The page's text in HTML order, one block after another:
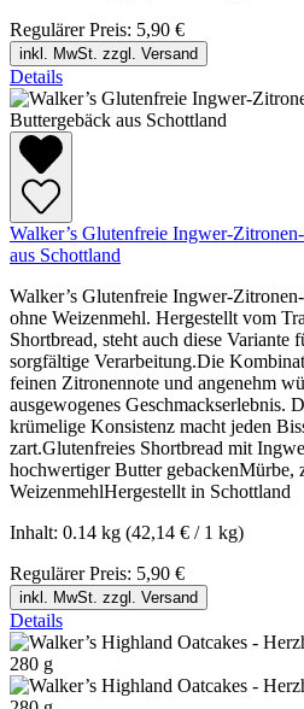
Regulärer Preis: 5,90 €
inkl. MwSt. zzgl. Versand
Details
Walker’s Glutenfreie Ingwer-
aus Schottland
Walker’s Glutenfreie Ingwer-
ohne Weizenmehl. Hergestellt vom
Shortbread, steht auch diese Variante
sorgfältige Verarbeitung.Die
feinen Zitronennote und angenehm
ausgewogenes Geschmackserlebnis.
krümelige Konsistenz macht jeden
zart.Glutenfreies Shortbread mit
hochwertiger Butter gebackenMürbe,
WeizenmehlHergestellt in Schottland
Inhalt: 0.14 kg (42,14 € / 1 kg)
Regulärer Preis: 5,90 €
inkl. MwSt. zzgl. Versand
Details